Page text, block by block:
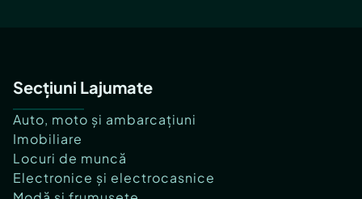
Secțiuni Lajumate
Auto, moto și ambarcațiuni
Imobiliare
Locuri de muncă
Electronice și electrocasnice